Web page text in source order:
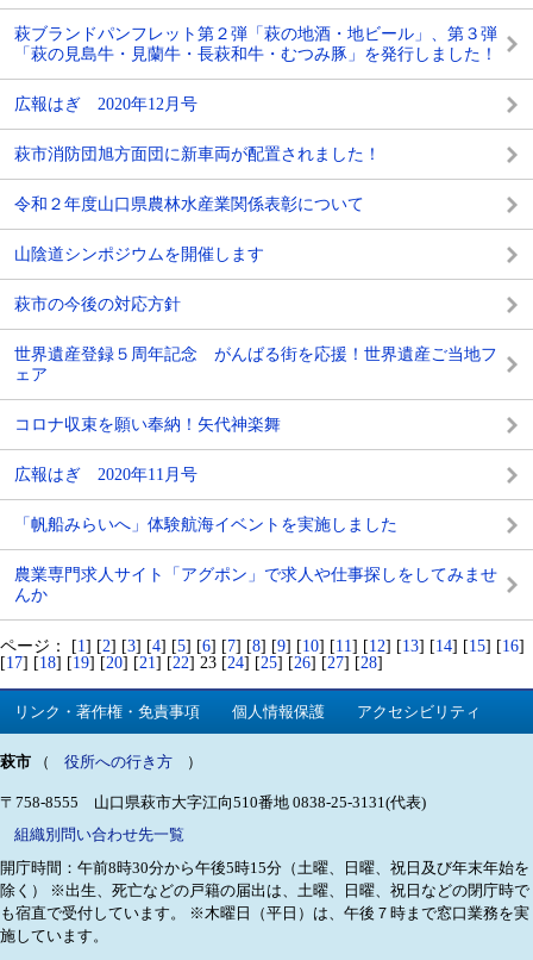
萩ブランドパンフレット第２弾「萩の地酒・地ビール」、第３弾
「萩の見島牛・見蘭牛・長萩和牛・むつみ豚」を発行しました！
広報はぎ 2020年12月号
萩市消防団旭方面団に新車両が配置されました！
令和２年度山口県農林水産業関係表彰について
山陰道シンポジウムを開催します
萩市の今後の対応方針
世界遺産登録５周年記念 がんばる街を応援！世界遺産ご当地フ
ェア
コロナ収束を願い奉納！矢代神楽舞
広報はぎ 2020年11月号
「帆船みらいへ」体験航海イベントを実施しました
農業専門求人サイト「アグポン」で求人や仕事探しをしてみませ
んか
ページ： [1] [2] [3] [4] [5] [6] [7] [8] [9] [10] [11] [12] [13] [14] [15] [16]
[17] [18] [19] [20] [21] [22] 23 [24] [25] [26] [27] [28]
リンク・著作権・免責事項 個人情報保護 アクセシビリティ
萩市 （ 役所への行き方 ）
〒758-8555 山口県萩市大字江向510番地 0838-25-3131(代表)
組織別問い合わせ先一覧
開庁時間：午前8時30分から午後5時15分（土曜、日曜、祝日及び年末年始を
除く）
※出生、死亡などの戸籍の届出は、土曜、日曜、祝日などの閉庁時で
も宿直で受付しています。
※木曜日（平日）は、午後７時まで窓口業務を実
施しています。